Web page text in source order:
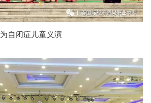
为自闭症儿童义演